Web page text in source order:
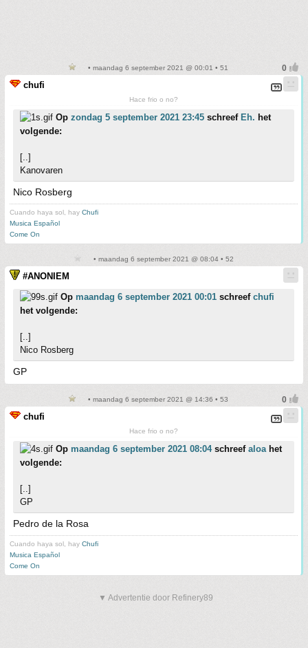
• maandag 6 september 2021 @ 00:01 • 51
chufi
Hace frio o no?
Op zondag 5 september 2021 23:45 schreef Eh. het
volgende:
[..]
Kanovaren
Nico Rosberg
Cuando haya sol, hay Chufi
Musica Español
Come On
• maandag 6 september 2021 @ 08:04 • 52
#ANONIEM
Op maandag 6 september 2021 00:01 schreef chufi
het volgende:
[..]
Nico Rosberg
GP
• maandag 6 september 2021 @ 14:36 • 53
chufi
Hace frio o no?
Op maandag 6 september 2021 08:04schreef aloahet
volgende:
[..]
GP
Pedro de la Rosa
Cuando haya sol, hay Chufi
Musica Español
Come On
▼ Advertentie door Refinery89